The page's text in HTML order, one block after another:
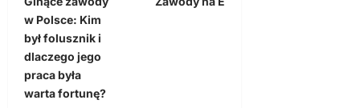
o
b
a
c
w Polsce: Kim
był folusznik i
dlaczego jego
praca była
warta fortunę?